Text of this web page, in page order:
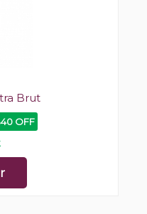
Brut
OFF